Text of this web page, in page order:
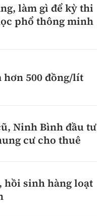
làm gì để kỳ thi
phổ thông minh
hơn 500 đồng/lít
Ninh Bình đầu tư
cư cho thuê
hồi sinh hàng loạt